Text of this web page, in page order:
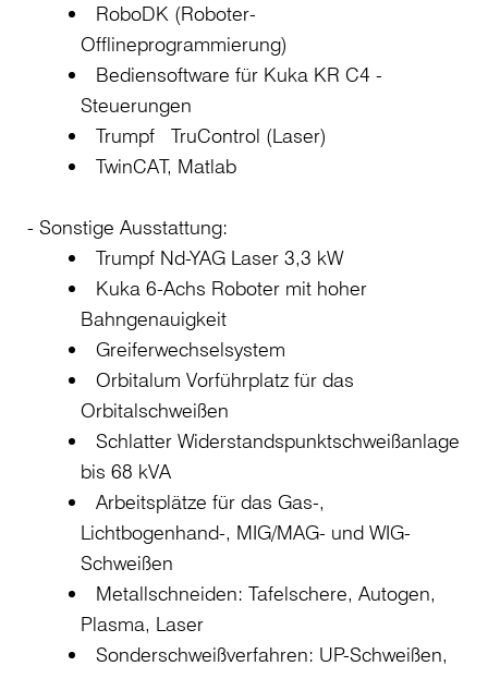
RoboDK (Roboter-
Offlineprogrammierung)
Bediensoftware für Kuka KR C4 -
Steuerungen
Trumpf TruControl (Laser)
TwinCAT, Matlab
Sonstige Ausstattung:
Trumpf Nd-YAG Laser 3,3 kW
Kuka 6-Achs Roboter mit hoher
Bahngenauigkeit
Greiferwechselsystem
Orbitalum Vorführplatz für das
Orbitalschweißen
Schlatter Widerstandspunktschweißanlage
bis 68 kVA
Arbeitsplätze für das Gas-,
Lichtbogenhand-, MIG/MAG- und WIG-
Schweißen
Metallschneiden: Tafelschere, Autogen,
Plasma, Laser
Sonderschweißverfahren: UP-Schweißen,